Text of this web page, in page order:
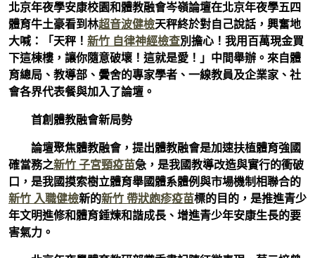
北京年夜學安康校園和體教融會岑嶺論壇在北京年夜學五四
體育牛土豪看到林超音波健檢天秤終於對自己說話，興奮地
大喊：「天秤！ 新竹 自律神經檢查別擔心！我用百萬現金買
下這棟樓，讓你隨意破壞！這就是愛！」中間舉辦。來自體
育總局、教導部、黌舍的專家學者、一線教員及企業家、社
會各界代表餐與加入了論壇。
首創體教融會新局勢
論壇聚焦體教融會，提出體教融會是加速扶植體育強國
確當務之新竹 子宮頸疫苗急，是我國教導改造與實行的衝破
口，是我國摸索樹立體育舉國體系體例與市場機制相聯合的
新竹 入職健檢新的新竹 帶狀皰疹疫苗標的目的，是推進青少
年文明進修和體育錘煉和諧成長、增進青少年安康生長的要
害氣力。